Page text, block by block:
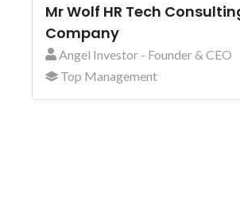
Mr Wolf HR Tech
Company
Angel Investor - Founder & CEO
Top Management